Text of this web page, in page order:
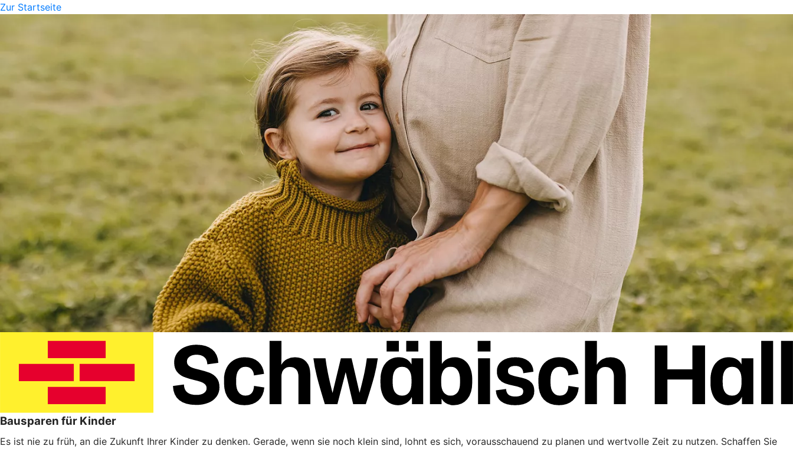
Zur Startseite
Bausparen für Kinder
Es ist nie zu früh, an die Zukunft Ihrer Kinder zu denken. Gerade, wenn sie noch klein sind, lohnt es sich, vorausschauend zu planen und wertvolle Zeit zu nutzen. Schaffen Sie